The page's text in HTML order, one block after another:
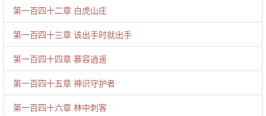
第一百四十二章 白虎山庄
第一百四十三章 该出手时就出手
第一百四十四章 慕容逍遥
第一百四十五章 神识守护者
第一百四十六章 林中刺客